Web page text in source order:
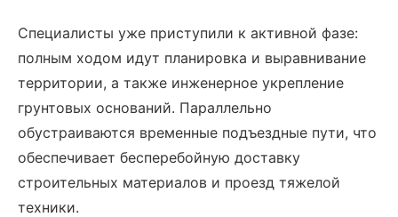
Специалисты уже приступили к активной фазе:
полным ходом идут планировка и выравнивание
территории, а также инженерное укрепление
грунтовых оснований. Параллельно
обустраиваются временные подъездные пути, что
обеспечивает бесперебойную доставку
строительных материалов и проезд тяжелой
техники.